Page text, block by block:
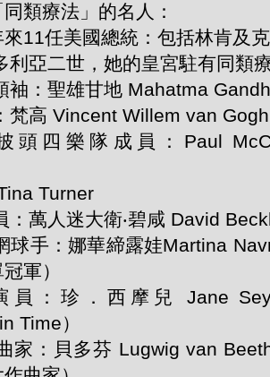
類療法」的名人：
11任美國總統：包括林肯及
利亞二世，她的皇宮駐有同類
袖：聖雄甘地 Mahatma
梵高 Vincent Willem van Gogh
頭四樂隊成員：Paul
Turner
：萬人迷大衛‧碧咸 David
球手：娜華締露娃Martina
軍）
員：珍．西摩兒 Jane
Time）
家：貝多芬 Lugwig van